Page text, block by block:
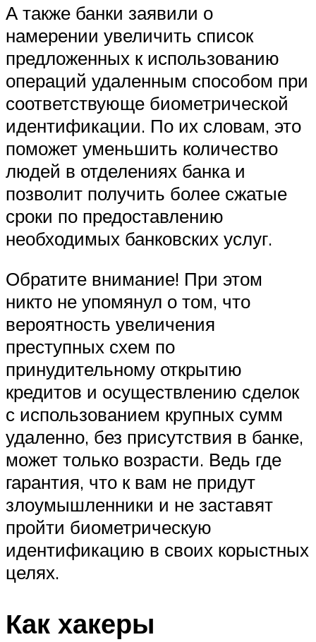
А также банки заявили о
намерении увеличить список
предложенных к использованию
операций удаленным способом при
соответствующе биометрической
идентификации. По их словам, это
поможет уменьшить количество
людей в отделениях банка и
позволит получить более сжатые
сроки по предоставлению
необходимых банковских услуг.
Обратите внимание! При этом
никто не упомянул о том, что
вероятность увеличения
преступных схем по
принудительному открытию
кредитов и осуществлению сделок
с использованием крупных сумм
удаленно, без присутствия в банке,
может только возрасти. Ведь где
гарантия, что к вам не придут
злоумышленники и не заставят
пройти биометрическую
идентификацию в своих корыстных
целях.
Как хакеры